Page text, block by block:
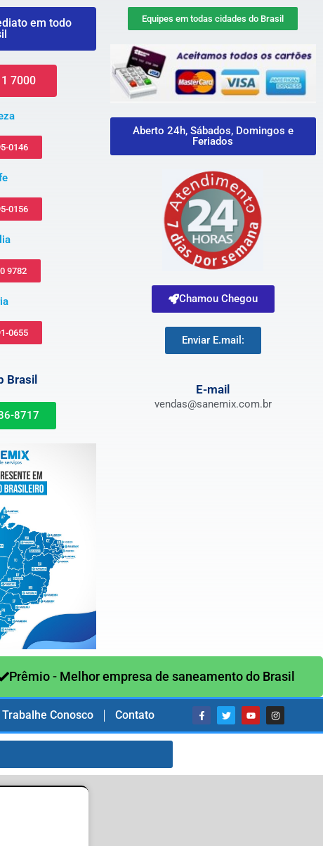
em todo
7000
0146
0156
9782
0655
Brasil
8717
Equipes em todas cidades do Brasil
Aberto 24h, Sábados, Domingos e
Feriados
Chamou Chegou
Enviar E.mail:
E-mail
vendas@sanemix.com.br
Prêmio - Melhor empresa de saneamento do Brasil
Trabalhe Conosco Contato